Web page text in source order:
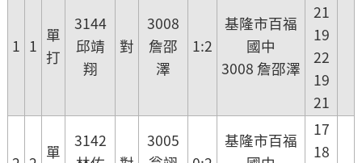
1 1
單
打
3144
邱靖
翔
對
3008
詹邵
澤
1:2
基隆市百福
國中
3008 詹邵澤
21
19
22
19
21
單
3142
3005
基隆市百福
17
18